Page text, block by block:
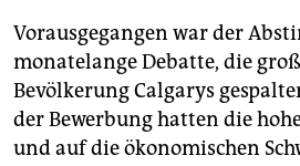
Vorausgegangen war der
monatelange Debatte, die
Bevölkerung Calgarys
der Bewerbung hatten die
und auf die ökonomischen